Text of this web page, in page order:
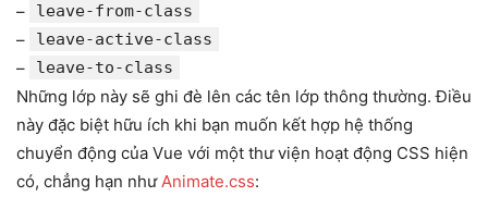
– leave-from-class
– leave-active-class
– leave-to-class
Những lớp này sẽ ghi đè lên các tên lớp thông thường. Điều
này đặc biệt hữu ích khi bạn muốn kết hợp hệ thống
chuyển động của Vue với một thư viện hoạt động CSS hiện
có, chẳng hạn nhưAnimate.css: